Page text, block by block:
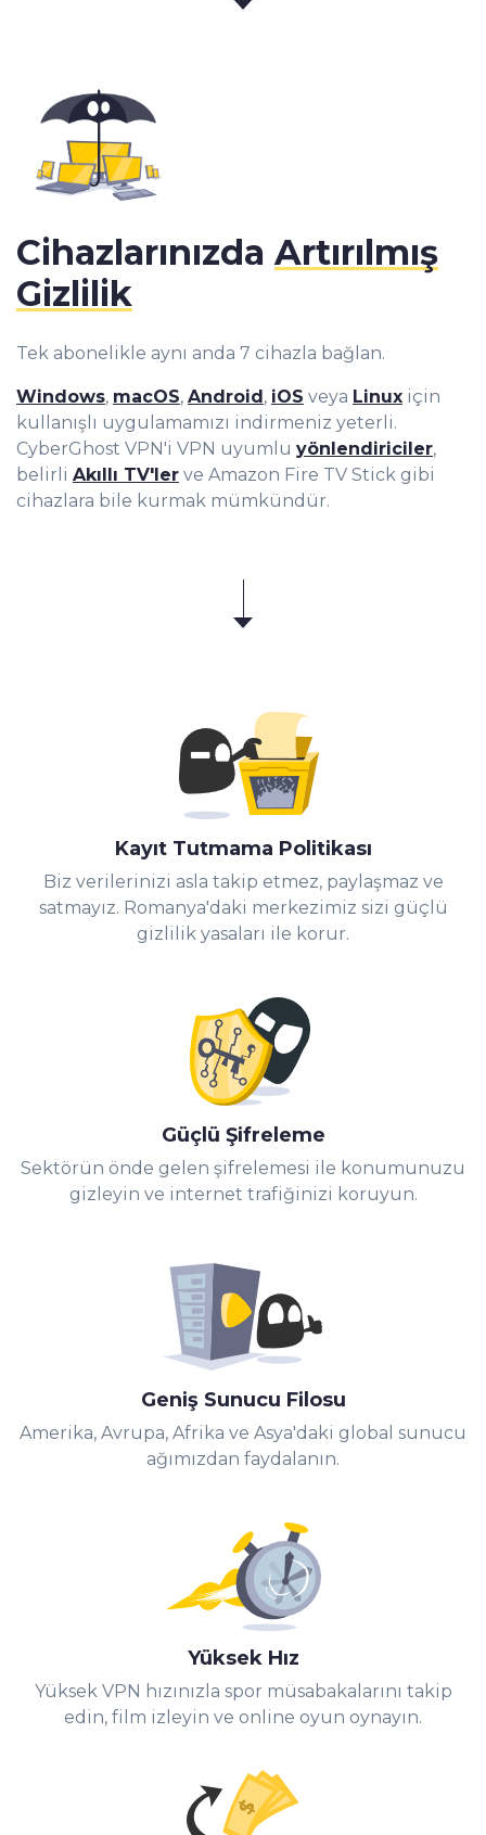
Tek abonelikle aynı anda 7 cihazla bağlan.
Windows, macOS, Android , iOS veya Linux için
kullanışlı uygulamamızı indirmeniz yeterli.
CyberGhost VPN'i VPN uyumlu yönlendiriciler,
belirli Akıllı TV'ler ve Amazon Fire TV Stick gibi
cihazlara bile kurmak mümkündür.
Cihazlarınızda Artırılmış
Gizlilik
Kayıt Tutmama Politikası
Biz verilerinizi asla takip etmez, paylaşmaz ve
satmayız. Romanya'daki merkezimiz sizi güçlü
gizlilik yasaları ile korur.
Güçlü Şifreleme
Sektörün önde gelen şifrelemesi ile konumunuzu
gizleyin ve internet trafiğinizi koruyun.
Geniş Sunucu Filosu
Amerika, Avrupa, Afrika ve Asya'daki global sunucu
ağımızdan faydalanın.
Yüksek Hız
Yüksek VPN hızınızla spor müsabakalarını takip
edin, film izleyin ve online oyun oynayın.